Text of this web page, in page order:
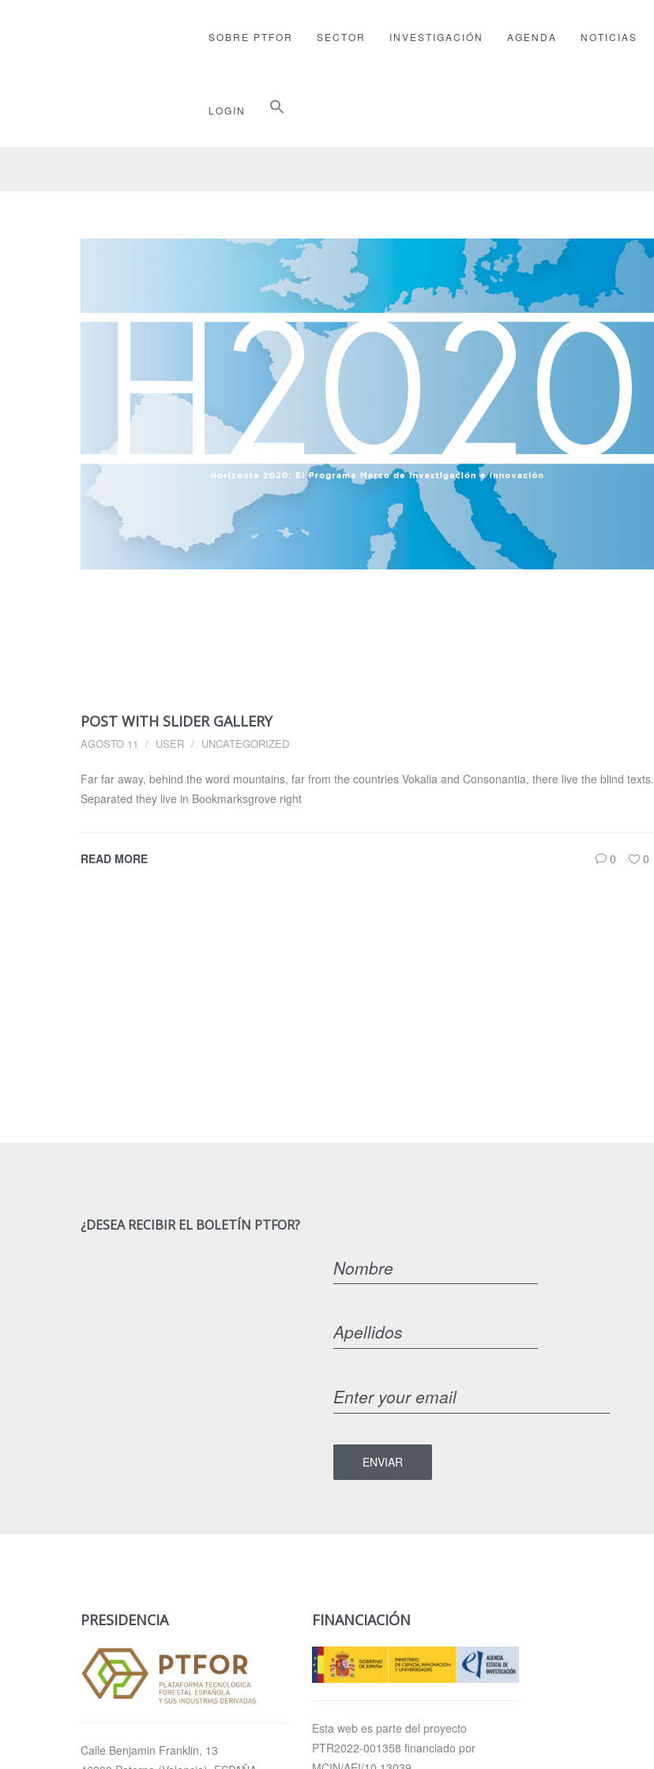
SOBRE PTFOR SECTOR INVESTIGACIÓN AGENDA NOTICIAS
LOGIN
POST WITH SLIDER GALLERY
AGOSTO 11 USER UNCATEGORIZED
Far far away, behind the word mountains, far from the countries Vokalia and Consonantia, there live the blind texts.
Separated they live in Bookmarksgrove right
READ MORE 0 0
¿DESEA RECIBIR EL BOLETÍN PTFOR?
PRESIDENCIA
Calle Benjamin Franklin, 13
FINANCIACIÓN
Esta web es parte del proyecto
PTR2022-001358 financiado por